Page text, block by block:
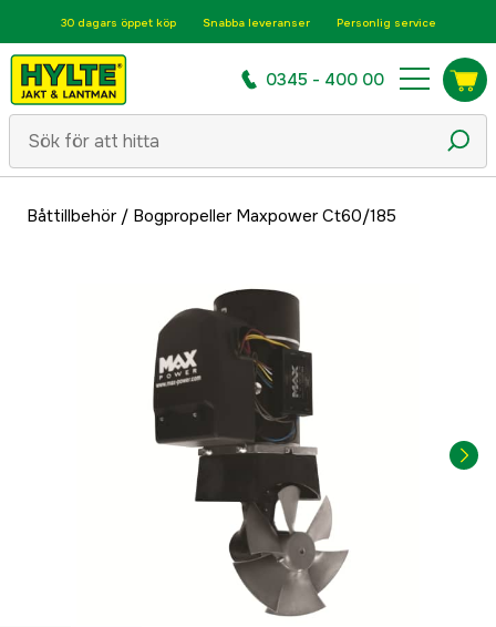
30 dagars öppet köp Snabba leveranser Personlig service
0345 - 400 00
Båttillbehör/ Bogpropeller Maxpower Ct60/185